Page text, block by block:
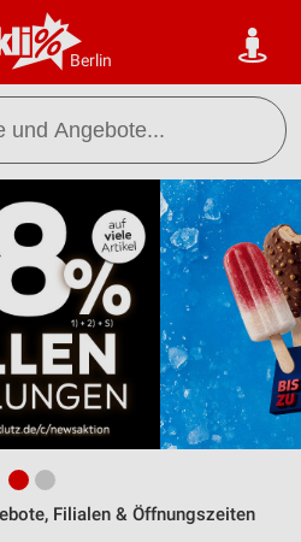
Berlin
Filialen & Öffnungszeiten